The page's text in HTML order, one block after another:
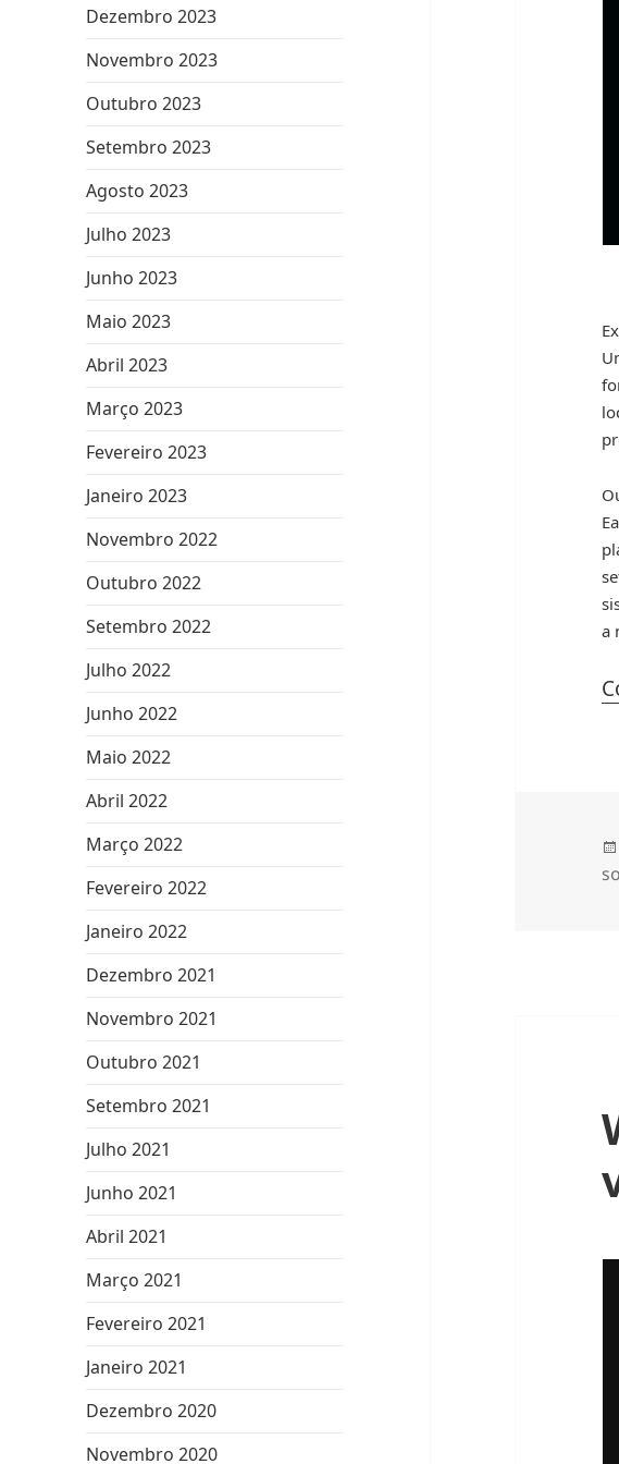
Dezembro 2023
Novembro 2023
Outubro 2023
Setembro 2023
Agosto 2023
Julho 2023
Junho 2023
Maio 2023
Abril 2023
Março 2023
Fevereiro 2023
Janeiro 2023
Novembro 2022
Outubro 2022
Setembro 2022
Julho 2022
Junho 2022
Maio 2022
Abril 2022
Março 2022
Fevereiro 2022
Janeiro 2022
Dezembro 2021
Novembro 2021
Outubro 2021
Setembro 2021
Julho 2021
Junho 2021
Abril 2021
Março 2021
Fevereiro 2021
Janeiro 2021
Dezembro 2020
Novembro 2020
a